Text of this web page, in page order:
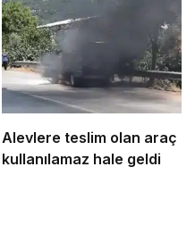
Alevlere teslim olan araç
kullanılamaz hale geldi